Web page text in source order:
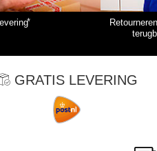
*
GRATIS LEVERING